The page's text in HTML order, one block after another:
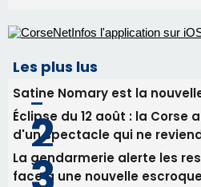
Deux jeunes Ajacciens sur la
En Corse, un début de
consommation en recul
Newsletter